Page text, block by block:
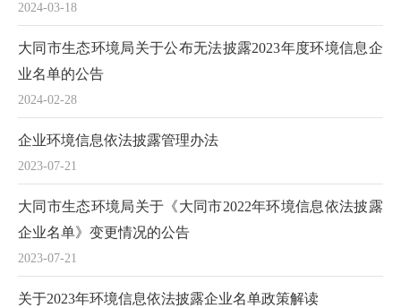
2024-03-18
2024-02-28
大同市生态环境局关于公布无法披露2023年度环境信息企
业名单的公告
2023-07-21
企业环境信息依法披露管理办法
2023-07-21
大同市生态环境局关于《大同市2022年环境信息依法披露
企业名单》变更情况的公告
关于2023年环境信息依法披露企业名单政策解读